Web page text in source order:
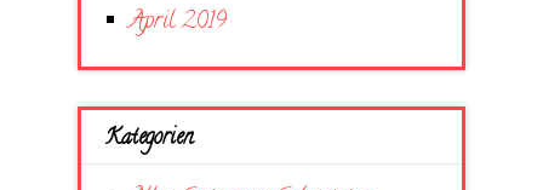
April 2019
Kategorien